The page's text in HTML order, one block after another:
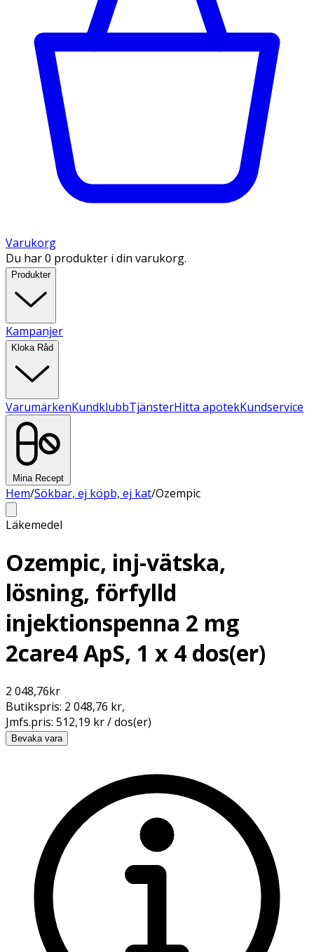
Varukorg
Du har 0 produkter i din varukorg.
Produkter
Kampanjer
Kloka Råd
VarumärkenKundklubbTjänsterHitta apotekKundservice
Mina Recept
Hem/Sökbar, ej köpb, ej kat/Ozempic
Läkemedel
Ozempic, inj-vätska,
lösning, förfylld
injektionspenna 2 mg
2care4 ApS, 1 x 4 dos(er)
2 048,76kr
Butikspris: 2 048,76 kr,
Jmfs.pris: 512,19 kr / dos(er)
Bevaka vara